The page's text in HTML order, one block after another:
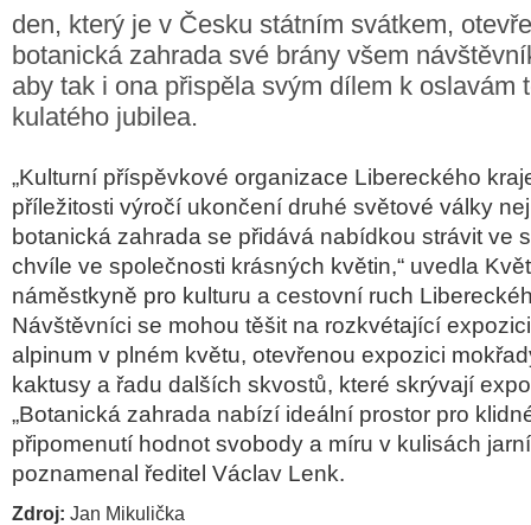
den, který je v Česku státním svátkem,
botanická zahrada své brány všem
aby tak i ona přispěla svým dílem k oslavám
kulatého jubilea.
„Kulturní příspěvkové organizace Libereckého
příležitosti výročí ukončení druhé světové války
botanická zahrada se přidává nabídkou strávit ve
chvíle ve společnosti krásných květin,“ uvedla
náměstkyně pro kulturu a cestovní ruch
Návštěvníci se mohou těšit na rozkvétající
alpinum v plném květu, otevřenou expozici
kaktusy a řadu dalších skvostů, které skrývají
„Botanická zahrada nabízí ideální prostor pro
připomenutí hodnot svobody a míru v kulisách
poznamenal ředitel Václav Lenk.
Zdroj: Jan Mikulička